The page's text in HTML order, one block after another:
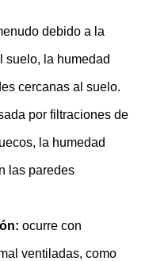
debido a la
suelo, la humedad
cercanas al suelo.
por filtraciones de
la humedad
las paredes
ocurre con
ventiladas, como